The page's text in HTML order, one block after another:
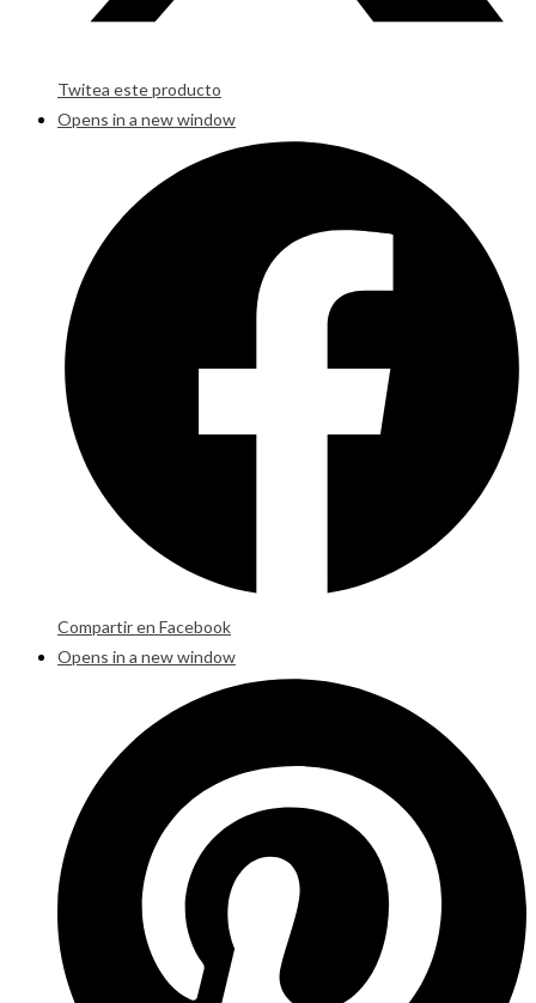
Twitea este producto
Opens in a new window
Compartir en Facebook
Opens in a new window